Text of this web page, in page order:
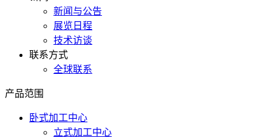
新闻与公告
展览日程
技术访谈
联系方式
全球联系
产品范围
卧式加工中心
立式加工中心